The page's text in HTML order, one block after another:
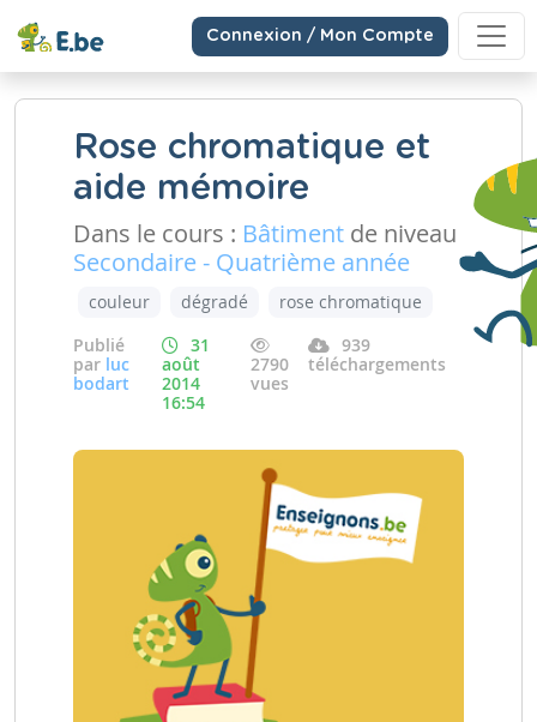
Connexion / Mon Compte
Rose chromatique et
aide mémoire
Dans le cours : Bâtiment de niveau
Secondaire - Quatrième année
couleur dégradé
rose chromatique
Publié
par luc
bodart
31
août
2014
16:54
2790
vues
939
téléchargements